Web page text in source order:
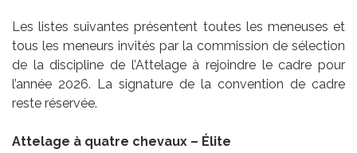
Les listes suivantes présentent toutes les meneuses et
tous les meneurs invités par la commission de sélection
de la discipline de l’Attelage à rejoindre le cadre pour
l’année 2026. La signature de la convention de cadre
reste réservée.
Attelage à quatre chevaux – Élite